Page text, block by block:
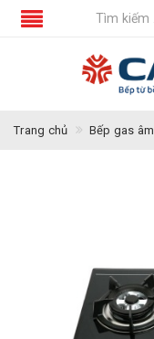
Trang chủ Bếp gas âm